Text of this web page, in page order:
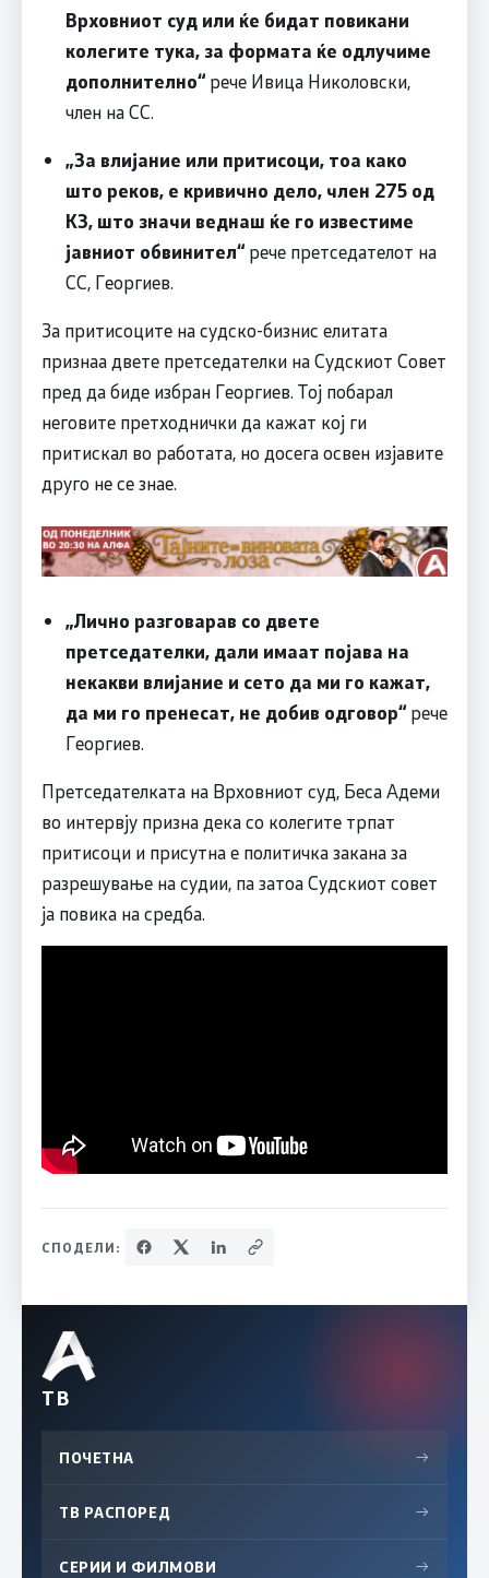
Врховниот суд или ќе бидат повикани
колегите тука, за формата ќе одлучиме
дополнително“ рече Ивица Николовски,
член на СС.
„За влијание или притисоци, тоа како
што реков, е кривично дело, член 275 од
КЗ, што значи веднаш ќе го известиме
јавниот обвинител“рече претседателот на
СС, Георгиев.
За притисоците на судско-бизнис елитата
признаа двете претседателки на Судскиот Совет
пред да биде избран Георгиев. Тој побарал
неговите претходнички да кажат кој ги
притискал во работата, но досега освен изјавите
друго не се знае.
„Лично разговарав со двете
претседателки, дали имаат појава на
некакви влијание и сето да ми го кажат,
да ми го пренесат, не добив одговор“рече
Георгиев.
Претседателката на Врховниот суд, Беса Адеми
во интервју призна дека со колегите трпат
притисоци и присутна е политичка закана за
разрешување на судии, па затоа Судскиот совет
ја повика на средба.
СПОДЕЛИ:
ТВ
ПОЧЕТНА →
ТВ РАСПОРЕД →
СЕРИИ И ФИЛМОВИ →